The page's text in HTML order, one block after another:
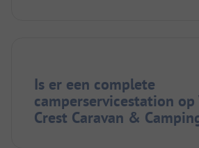
Is er een complete
camperservicestation op
Crest Caravan &